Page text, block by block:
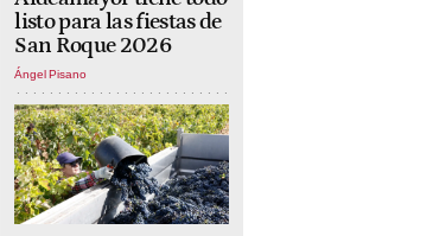
listo para las fiestas de
San Roque 2026
Ángel Pisano